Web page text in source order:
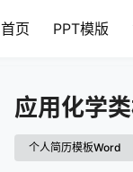
首页 PPT模版
应用化学
个人简历模板Word